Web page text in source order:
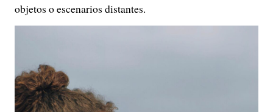
objetos o escenarios distantes.